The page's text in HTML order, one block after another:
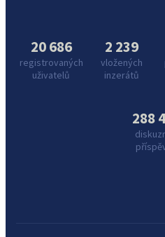
20 686
registrovaných
uživatelů
2 239
vložených
inzerátů
288